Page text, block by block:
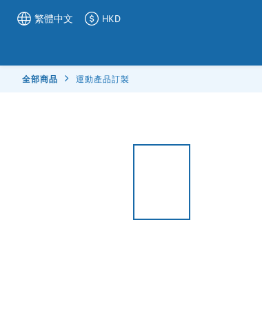
繁體中文 HKD
全部商品 運動產品訂製